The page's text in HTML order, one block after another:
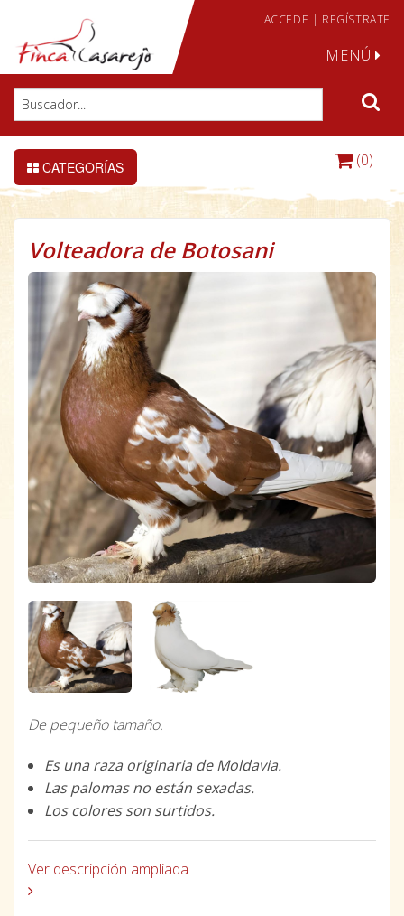
ACCEDE | REGÍSTRATE
MENÚ
CATEGORÍAS (0)
Volteadora de Botosani
De pequeño tamaño.
Es una raza originaria de Moldavia.
Las palomas no están sexadas.
Los colores son surtidos.
Ver descripción ampliada